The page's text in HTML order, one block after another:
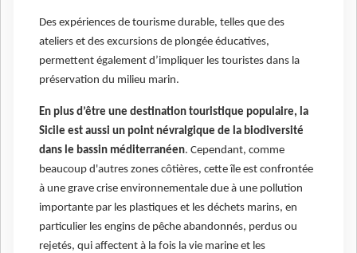
Des expériences de tourisme durable, telles que des
ateliers et des excursions de plongée éducatives,
permettent également d’impliquer les touristes dans la
préservation du milieu marin.
En plus d’être une destination touristique populaire, la
Sicile est aussi un point névralgique de la biodiversité
dans le bassin méditerranéen. Cependant, comme
beaucoup d'autres zones côtières, cette île est confrontée
à une grave crise environnementale due à une pollution
importante par les plastiques et les déchets marins, en
particulier les engins de pêche abandonnés, perdus ou
rejetés, qui affectent à la fois la vie marine et les